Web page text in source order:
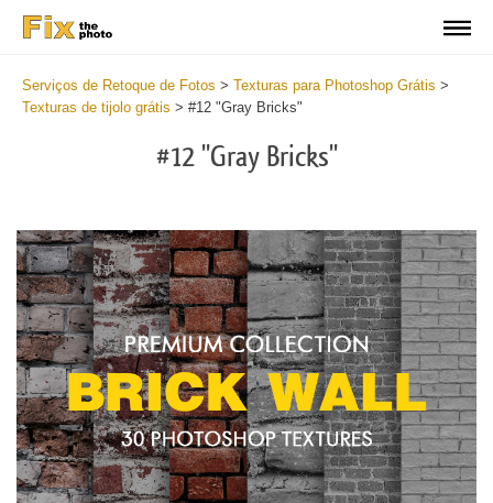
Serviços de Retoque de Fotos > Texturas para Photoshop Grátis >
Texturas de tijolo grátis > #12 "Gray Bricks"
#12 "Gray Bricks"